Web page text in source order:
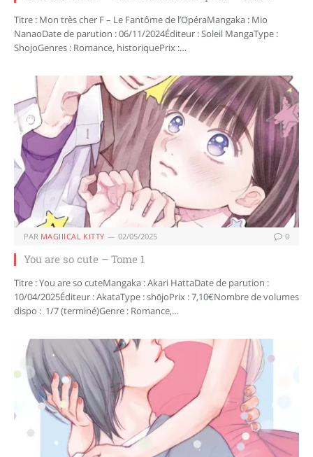
Titre : Mon très cher F – Le Fantôme de l’OpéraMangaka : Mio
NanaoDate de parution : 06/11/2024Éditeur : Soleil MangaType :
ShojoGenres : Romance, historiquePrix :…
PAR MAGIIICAL KITTY 02/05/2025 0
You are so cute – Tome 1
Titre : You are so cuteMangaka : Akari HattaDate de parution :
10/04/2025Éditeur : AkataType : shōjoPrix : 7,10€Nombre de volumes
dispo : 1/7 (terminé)Genre : Romance,…